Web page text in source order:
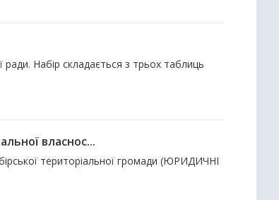
ради. Набір складається з трьох таблиць
власнос...
територіальної громади (ЮРИДИЧНІ